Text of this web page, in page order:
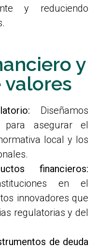
y reduciendo
y
valores
Diseñamos
para asegurar el
local y los
financieros:
en el
innovadores que
regulatorias y del
de deuda